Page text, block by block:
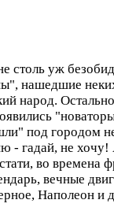
столь уж
нашедшие
народ.
под городом
гадай, не хочу!
во времена
вечные
Наполеон и